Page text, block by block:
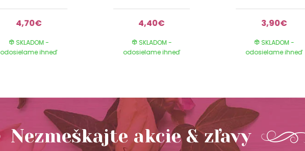
4,70€
SKLADOM -
odosielame ihneď
4,40€
SKLADOM -
odosielame ihneď
3,90€
SKLADOM -
odosielame ihneď
Nezmeškajte akcie & zľavy